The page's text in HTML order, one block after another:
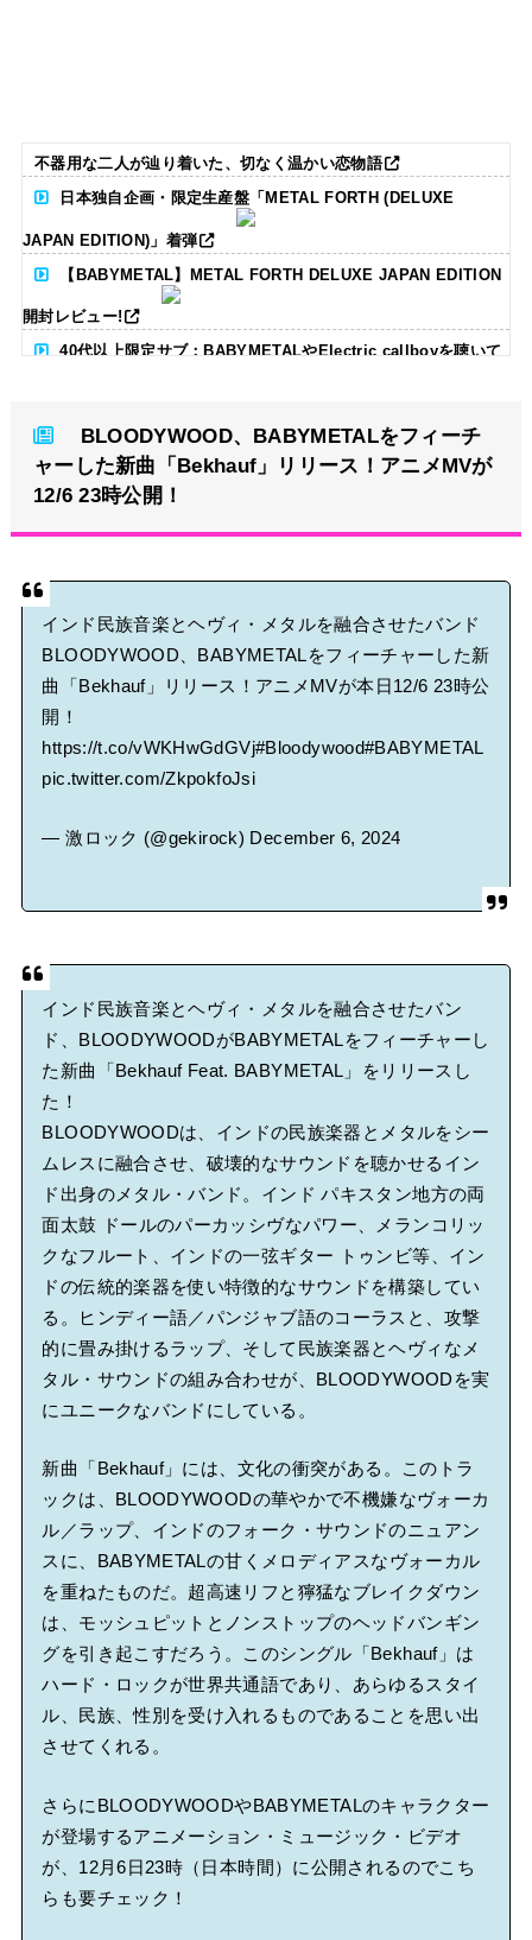
不器用な二人が辿り着いた、切なく温かい恋物語
日本独自企画・限定生産盤「METAL FORTH (DELUXE
JAPAN EDITION)」着弾
【BABYMETAL】METAL FORTH DELUXE JAPAN EDITION
開封レビュー!
40代以上限定サブ：BABYMETALやElectric callboyを聴いて
BABYMETAL「CANNONBALL外伝」グッズ販売決定
タワーレコード新宿店にてBABYMETALのパネル展が開催中
BLOODYWOOD、BABYMETALをフィーチ
ャーした新曲「Bekhauf」リリース！アニメMVが
12/6 23時公開！
インド民族音楽とヘヴィ・メタルを融合させたバンド
BLOODYWOOD、BABYMETALをフィーチャーした新
曲「Bekhauf」リリース！アニメMVが本日12/6 23時公
開！
https://t.co/vWKHwGdGVj#Bloodywood#BABYMETAL
pic.twitter.com/ZkpokfoJsi
— 激ロック (@gekirock) December 6, 2024
インド民族音楽とヘヴィ・メタルを融合させたバン
ド、BLOODYWOODがBABYMETALをフィーチャーし
た新曲「Bekhauf Feat. BABYMETAL」をリリースし
た！
BLOODYWOODは、インドの民族楽器とメタルをシー
ムレスに融合させ、破壊的なサウンドを聴かせるイン
ド出身のメタル・バンド。インド パキスタン地方の両
面太鼓 ドールのパーカッシヴなパワー、メランコリッ
クなフルート、インドの一弦ギター トゥンビ等、イン
ドの伝統的楽器を使い特徴的なサウンドを構築してい
る。ヒンディー語／パンジャブ語のコーラスと、攻撃
的に畳み掛けるラップ、そして民族楽器とヘヴィなメ
タル・サウンドの組み合わせが、BLOODYWOODを実
にユニークなバンドにしている。
新曲「Bekhauf」には、文化の衝突がある。このトラ
ックは、BLOODYWOODの華やかで不機嫌なヴォーカ
ル／ラップ、インドのフォーク・サウンドのニュアン
スに、BABYMETALの甘くメロディアスなヴォーカル
を重ねたものだ。超高速リフと獰猛なブレイクダウン
は、モッシュピットとノンストップのヘッドバンギン
グを引き起こすだろう。このシングル「Bekhauf」は
ハード・ロックが世界共通語であり、あらゆるスタイ
ル、民族、性別を受け入れるものであることを思い出
させてくれる。
さらにBLOODYWOODやBABYMETALのキャラクター
が登場するアニメーション・ミュージック・ビデオ
が、12月6日23時（日本時間）に公開されるのでこち
らも要チェック！